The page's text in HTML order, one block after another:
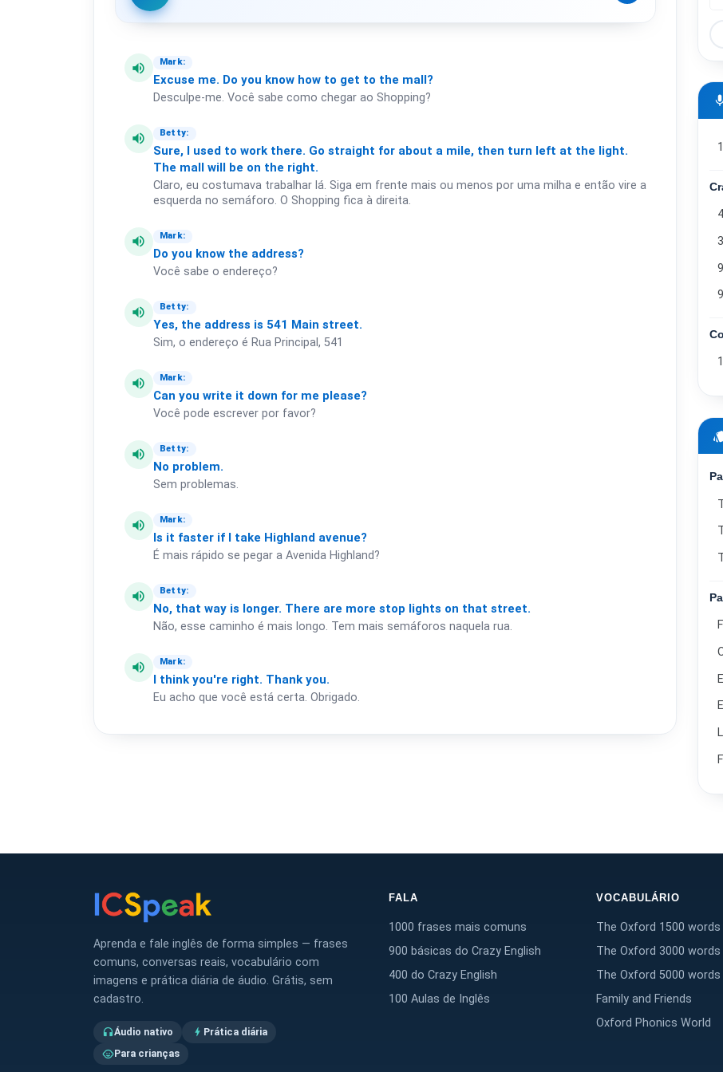
volume_up Mark:
Excuse me. Do you know how to get to the mall?
Desculpe-me. Você sabe como chegar ao Shopping?
volume_up Betty:
Sure, used to work there. Go straight for about a mile, then turn left at the light.
The mall will be on the right.
Claro, eu costumava trabalhar lá. Siga em frente mais ou menos por uma milha e então vire a
esquerda no semáforo. O Shopping fica à direita.
volume_up Mark:
Do you know the address?
Você sabe o endereço?
volume_up Betty:
Yes, the address is 541 Main street.
Sim, o endereço é Rua Principal, 541
volume_up Mark:
Can you write it down for me please?
Você pode escrever por favor?
volume_up Betty:
No problem.
Sem problemas.
volume_up Mark:
Is it faster if I take Highland avenue?
É mais rápido se pegar a Avenida Highland?
volume_up Betty:
No, that way is longer. There are more stop lights on that street.
Não, esse caminho é mais longo. Tem mais semáforos naquela rua.
volume_up Mark:
I think you're right. Thank you.
Eu acho que você está certa. Obrigado.
Aprenda e fale inglês de forma simples — frases
comuns, conversas reais, vocabulário com
imagens e prática diária de áudio. Grátis, sem
cadastro.
headphonesÁudio nativo bolt Prática diária
child_carePara crianças
FALA
1000 frases mais comuns
900 básicas do Crazy English
400 do Crazy English
100 Aulas de Inglês
VOCABULÁRIO
The Oxford 1500 words
The Oxford 3000 words
The Oxford 5000 words
Family and Friends
Oxford Phonics World